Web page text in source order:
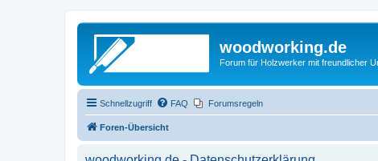
woodworking.de
Forum für Holzwerker mit freundlicher
Schnellzugriff FAQ Forumsregeln
Foren-Übersicht